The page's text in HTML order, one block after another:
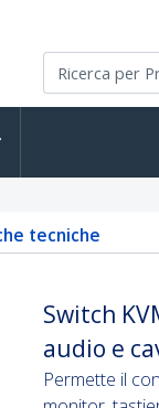
tecniche
Switch
audio e
Permette il